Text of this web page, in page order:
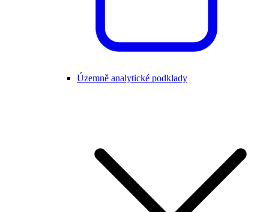
Územně analytické podklady